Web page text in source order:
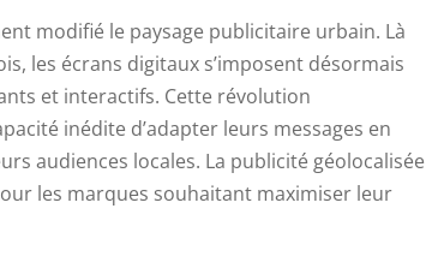
modifié le paysage publicitaire urbain. Là
les écrans digitaux s’imposent désormais
et interactifs. Cette révolution
inédite d’adapter leurs messages en
audiences locales. La publicité géolocalisée
les marques souhaitant maximiser leur